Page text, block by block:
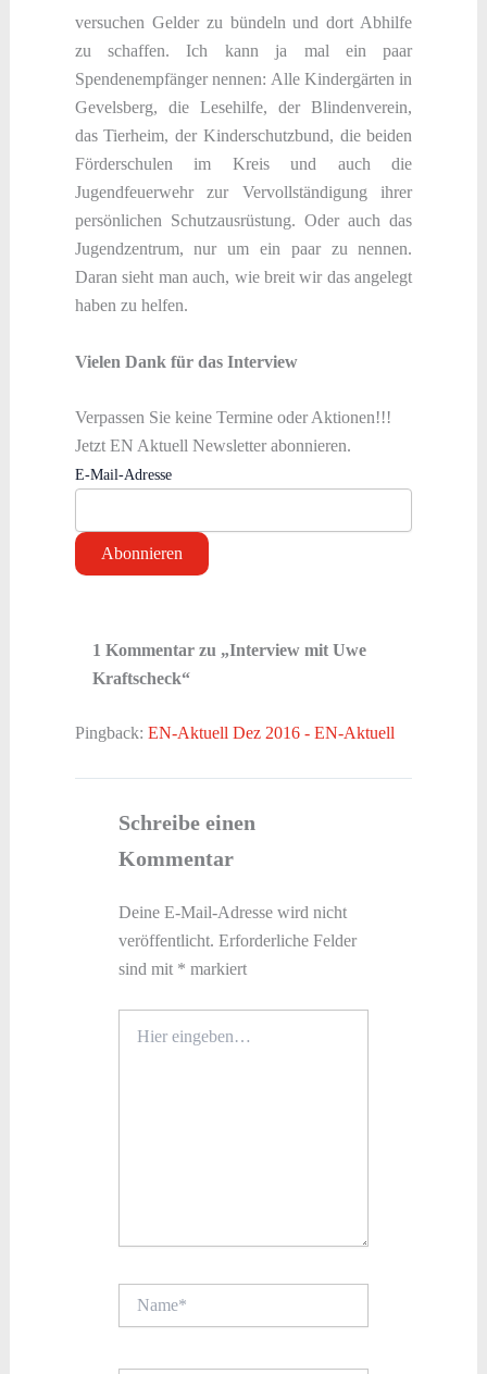
versuchen Gelder zu bündeln und dort Abhilfe
zu schaffen. Ich kann ja mal ein paar
Spendenempfänger nennen: Alle Kindergärten in
Gevelsberg, die Lesehilfe, der Blindenverein,
das Tierheim, der Kinderschutzbund, die beiden
Förderschulen im Kreis und auch die
Jugendfeuerwehr zur Vervollständigung ihrer
persönlichen Schutzausrüstung. Oder auch das
Jugendzentrum, nur um ein paar zu nennen.
Daran sieht man auch, wie breit wir das angelegt
haben zu helfen.
Vielen Dank für das Interview
Verpassen Sie keine Termine oder Aktionen!!!
Jetzt EN Aktuell Newsletter abonnieren.
E-Mail-Adresse
1 Kommentar zu „Interview mit Uwe
Kraftscheck“
Pingback: EN-Aktuell Dez 2016 - EN-Aktuell
Schreibe einen
Kommentar
Deine E-Mail-Adresse wird nicht
veröffentlicht. Erforderliche Felder
sind mit * markiert
eingeben…